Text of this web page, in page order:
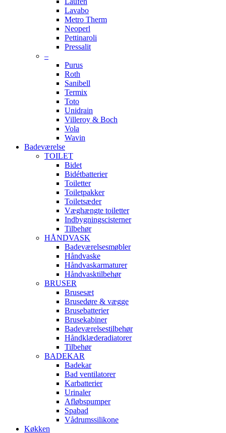
Lavabo
Metro Therm
Neoperl
Pettinaroli
Pressalit
–
Purus
Roth
Sanibell
Termix
Toto
Unidrain
Villeroy & Boch
Vola
Wavin
Badeværelse
TOILET
Bidet
Bidétbatterier
Toiletter
Toiletpakker
Toiletsæder
Væghængte toiletter
Indbygningscisterner
Tilbehør
HÅNDVASK
Badeværelsesmøbler
Håndvaske
Håndvaskarmaturer
Håndvasktilbehør
BRUSER
Brusesæt
Brusedøre & vægge
Brusebatterier
Brusekabiner
Badeværelsestilbehør
Håndklæderadiatorer
Tilbehør
BADEKAR
Badekar
Bad ventilatorer
Karbatterier
Urinaler
Afløbspumper
Spabad
Vådrumssilikone
Køkken